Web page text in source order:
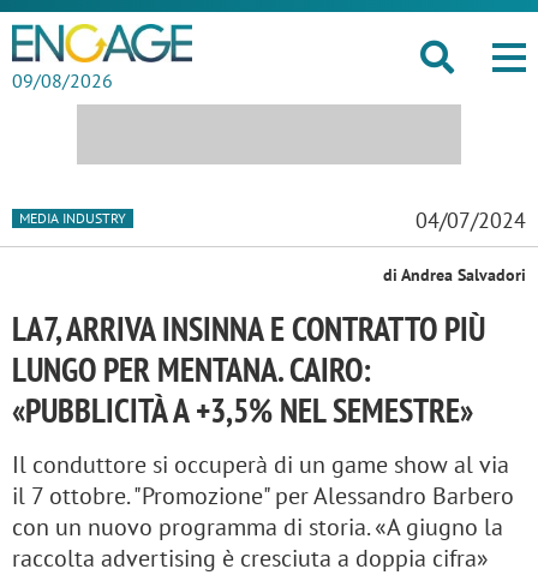
09/08/2026
MEDIA INDUSTRY 04/07/2024
di Andrea Salvadori
LA7, ARRIVA INSINNA E CONTRATTO PIÙ
LUNGO PER MENTANA. CAIRO:
«PUBBLICITÀ A +3,5% NEL SEMESTRE»
Il conduttore si occuperà di un game show al via
il 7 ottobre. "Promozione" per Alessandro Barbero
con un nuovo programma di storia. «A giugno la
raccolta advertising è cresciuta a doppia cifra»